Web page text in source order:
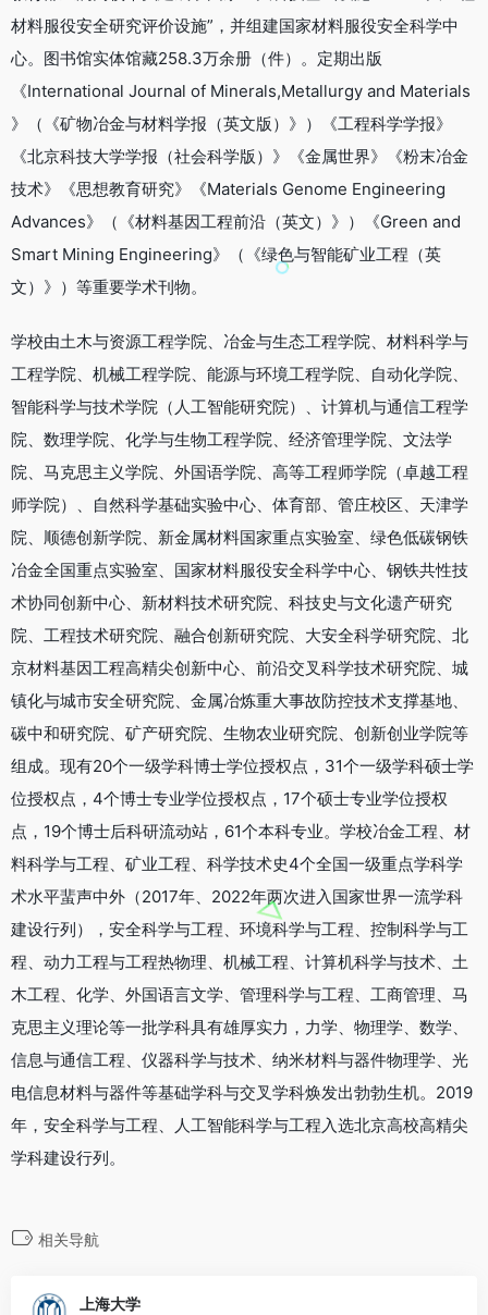
材料服役安全研究评价设施”，并组建国家材料服役安全科学中
心。图书馆实体馆藏258.3万余册（件）。定期出版
《International Journal of Minerals,Metallurgy and Materials
》（《矿物冶金与材料学报（英文版）》）《工程科学学报》
《北京科技大学学报（社会科学版）》《金属世界》《粉末冶金
技术》《思想教育研究》《Materials Genome Engineering
Advances》（《材料基因工程前沿（英文）》）《Green and
Smart Mining Engineering》（《绿色与智能矿业工程（英
文）》）等重要学术刊物。
学校由土木与资源工程学院、冶金与生态工程学院、材料科学与
工程学院、机械工程学院、能源与环境工程学院、自动化学院、
智能科学与技术学院（人工智能研究院）、计算机与通信工程学
院、数理学院、化学与生物工程学院、经济管理学院、文法学
院、马克思主义学院、外国语学院、高等工程师学院（卓越工程
师学院）、自然科学基础实验中心、体育部、管庄校区、天津学
院、顺德创新学院、新金属材料国家重点实验室、绿色低碳钢铁
冶金全国重点实验室、国家材料服役安全科学中心、钢铁共性技
术协同创新中心、新材料技术研究院、科技史与文化遗产研究
院、工程技术研究院、融合创新研究院、大安全科学研究院、北
京材料基因工程高精尖创新中心、前沿交叉科学技术研究院、城
镇化与城市安全研究院、金属冶炼重大事故防控技术支撑基地、
碳中和研究院、矿产研究院、生物农业研究院、创新创业学院等
组成。现有20个一级学科博士学位授权点，31个一级学科硕士学
位授权点，4个博士专业学位授权点，17个硕士专业学位授权
点，19个博士后科研流动站，61个本科专业。学校冶金工程、材
料科学与工程、矿业工程、科学技术史4个全国一级重点学科学
术水平蜚声中外（2017年、2022年两次进入国家世界一流学科
建设行列），安全科学与工程、环境科学与工程、控制科学与工
程、动力工程与工程热物理、机械工程、计算机科学与技术、土
木工程、化学、外国语言文学、管理科学与工程、工商管理、马
克思主义理论等一批学科具有雄厚实力，力学、物理学、数学、
信息与通信工程、仪器科学与技术、纳米材料与器件物理学、光
电信息材料与器件等基础学科与交叉学科焕发出勃勃生机。2019
年，安全科学与工程、人工智能科学与工程入选北京高校高精尖
学科建设行列。
相关导航
上海大学